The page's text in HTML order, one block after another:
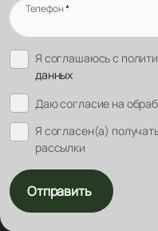
Телефон*
Я соглашаюсь с
данных
Даю согласие на
Я согласен(а)
рассылки
Отправить